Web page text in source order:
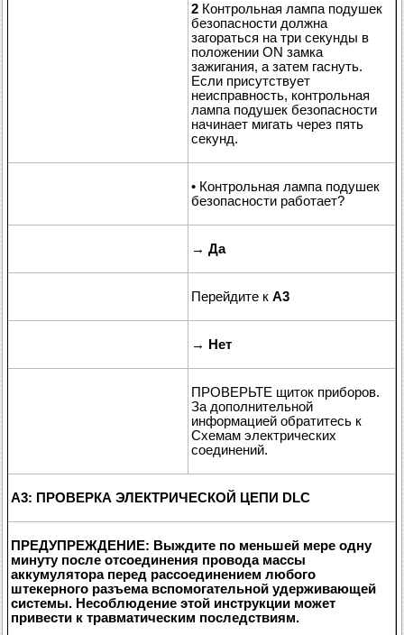
2 Контрольная лампа подушек
безопасности должна
загораться на три секунды в
положении ON замка
зажигания, а затем гаснуть.
Если присутствует
неисправность, контрольная
лампа подушек безопасности
начинает мигать через пять
секунд.
• Контрольная лампа подушек
безопасности работает?
→ Да
Перейдите к A3
→ Нет
ПРОВЕРЬТЕ щиток приборов.
За дополнительной
информацией обратитесь к
Схемам электрических
соединений.
A3: ПРОВЕРКА ЭЛЕКТРИЧЕСКОЙ ЦЕПИ DLC
ПРЕДУПРЕЖДЕНИЕ: Выждите по меньшей мере одну
минуту после отсоединения провода массы
аккумулятора перед рассоединением любого
штекерного разъема вспомогательной удерживающей
системы. Несоблюдение этой инструкции может
привести к травматическим последствиям.